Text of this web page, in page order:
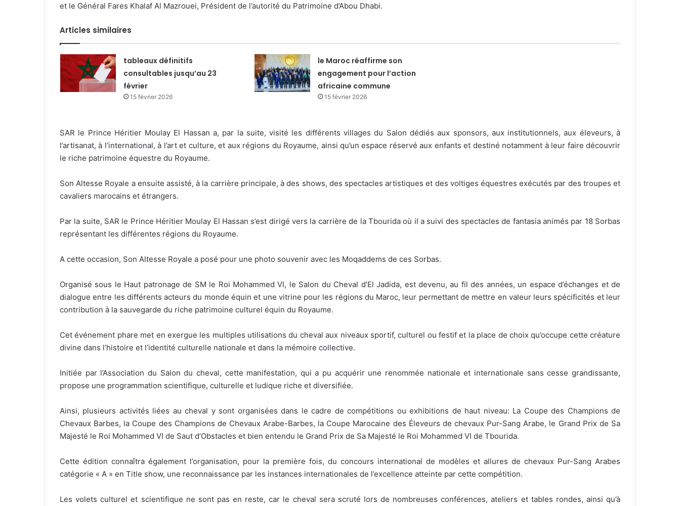
et le Général Fares Khalaf Al Mazrouei, Président de l’autorité du Patrimoine d’Abou Dhabi.
Articles similaires
tableaux définitifs
consultables jusqu’au 23
février
15 février 2026
le Maroc réaffirme son
engagement pour l’action
africaine commune
15 février 2026
SAR le Prince Héritier Moulay El Hassan a, par la suite, visité les différents villages du Salon dédiés aux sponsors, aux institutionnels, aux éleveurs, à
l’artisanat, à l’international, à l’art et culture, et aux régions du Royaume, ainsi qu’un espace réservé aux enfants et destiné notamment à leur faire découvrir
le riche patrimoine équestre du Royaume.
Son Altesse Royale a ensuite assisté, à la carrière principale, à des shows, des spectacles artistiques et des voltiges équestres exécutés par des troupes et
cavaliers marocains et étrangers.
Par la suite, SAR le Prince Héritier Moulay El Hassan s’est dirigé vers la carrière de la Tbourida où il a suivi des spectacles de fantasia animés par 18 Sorbas
représentant les différentes régions du Royaume.
A cette occasion, Son Altesse Royale a posé pour une photo souvenir avec les Moqaddems de ces Sorbas.
Organisé sous le Haut patronage de SM le Roi Mohammed VI, le Salon du Cheval d’El Jadida, est devenu, au fil des années, un espace d’échanges et de
dialogue entre les différents acteurs du monde équin et une vitrine pour les régions du Maroc, leur permettant de mettre en valeur leurs spécificités et leur
contribution à la sauvegarde du riche patrimoine culturel équin du Royaume.
Cet événement phare met en exergue les multiples utilisations du cheval aux niveaux sportif, culturel ou festif et la place de choix qu’occupe cette créature
divine dans l’histoire et l’identité culturelle nationale et dans la mémoire collective.
Initiée par l’Association du Salon du cheval, cette manifestation, qui a pu acquérir une renommée nationale et internationale sans cesse grandissante,
propose une programmation scientifique, culturelle et ludique riche et diversifiée.
Ainsi, plusieurs activités liées au cheval y sont organisées dans le cadre de compétitions ou exhibitions de haut niveau: La Coupe des Champions de
Chevaux Barbes, la Coupe des Champions de Chevaux Arabe-Barbes, la Coupe Marocaine des Éleveurs de chevaux Pur-Sang Arabe, le Grand Prix de Sa
Majesté le Roi Mohammed VI de Saut d’Obstacles et bien entendu le Grand Prix de Sa Majesté le Roi Mohammed VI de Tbourida.
Cette édition connaîtra également l’organisation, pour la première fois, du concours international de modèles et allures de chevaux Pur-Sang Arabes
catégorie « A » en Title show, une reconnaissance par les instances internationales de l’excellence atteinte par cette compétition.
Les volets culturel et scientifique ne sont pas en reste, car le cheval sera scruté lors de nombreuses conférences, ateliers et tables rondes, ainsi qu’à